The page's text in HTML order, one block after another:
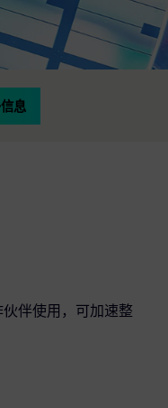
息
伴使用，可加速整